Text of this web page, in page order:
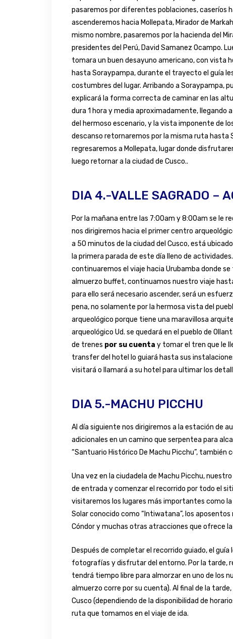
pasaremos por diferentes poblaciones, caseríos
ascenderemos hacia Mollepata, Mirador de
mismo nombre, pasaremos por la hacienda del
presidentes del Perú, David Samanez Ocampo.
tomara un buen desayuno americano, con vista
hasta Soraypampa, durante el trayecto el guía
costumbres del lugar. Arribando a Soraypampa,
explicará la forma correcta de caminar en las
dura 1 hora y media aproximadamente, llegando
del hermoso escenario, y la vista imponente de
descanso retornaremos por la misma ruta
regresaremos a Mollepata, lugar donde
luego retornar a la ciudad de Cusco..
DIA 4.-VALLE SAGRADO –
Por la mañana entre las 7:00am y 8:00am se le
nos dirigiremos hacia el primer centro
a 50 minutos de la ciudad del Cusco, está
la primera parada de este día lleno de
continuaremos el viaje hacia Urubamba donde
almuerzo buffet, continuamos nuestro viaje
para ello será necesario ascender, será un
pena, no solamente por la hermosa vista del
arqueológico porque tiene una maravillosa
arqueológico Ud. se quedará en el pueblo de
de trenes por su cuenta y tomar el tren que le
transfer del hotel lo guiará hasta sus
visitará o llamará a su hotel para ultimar los
DIA 5.-MACHU PICCHU
Al día siguiente nos dirigiremos a la estación de
adicionales en un camino que serpentea para
“Santuario Histórico De Machu Picchu”, también
Una vez en la ciudadela de Machu Picchu,
de entrada y comenzar el recorrido por todo el
visitaremos los lugares más importantes como la
Solar conocido como “Intiwatana”, los aposentos
Cóndor y muchas otras atracciones que ofrece la
Después de completar el recorrido guiado, el
fotografías y disfrutar del entorno. Por la tarde,
tendrá tiempo libre para almorzar en uno de los
almuerzo corre por su cuenta). Al final de la
Cusco (dependiendo de la disponibilidad de
ruta que tomamos en el viaje de ida.